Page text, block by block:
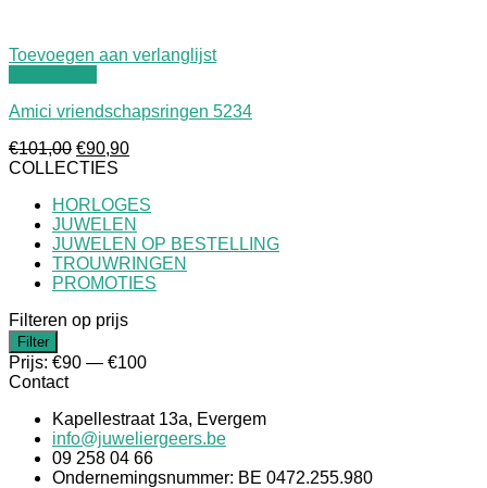
Toevoegen aan verlanglijst
Amici vriendschapsringen 5234
€101,00 Oorspronkelijke
prijs
€101,00.
€90,90Huidige
€90,90.
COLLECTIES
HORLOGES
JUWELEN
JUWELEN OP BESTELLING
TROUWRINGEN
PROMOTIES
Filteren op prijs
Min.
prijs
Max.
prijs
Filter
Prijs: €90 — €100
Contact
Kapellestraat 13a, Evergem
info@juweliergeers.be
09 258 04 66
Ondernemingsnummer: BE 0472.255.980